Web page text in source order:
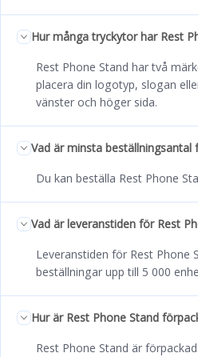
Hur många tryckytor har Rest
Rest Phone Stand har två
placera din logotyp, slogan
vänster och höger sida.
Vad är minsta beställningsantal
Du kan beställa Rest Phone
Vad är leveranstiden för Rest
Leveranstiden för Rest Phone
beställningar upp till 5 000
Hur är Rest Phone Stand
Rest Phone Stand är